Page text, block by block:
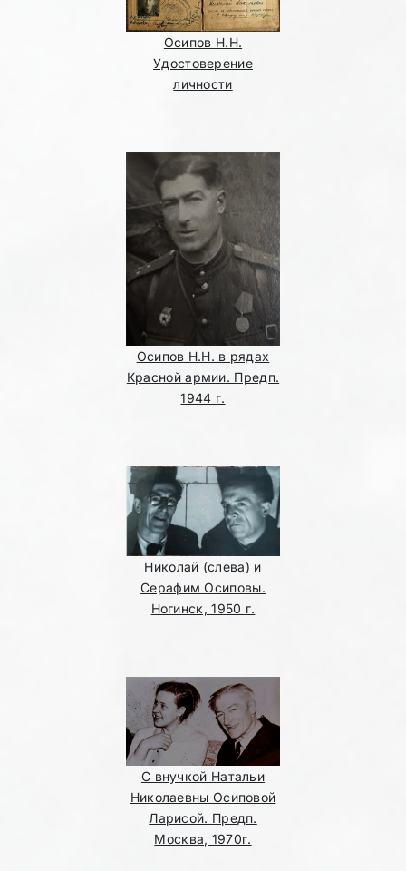
Осипов Н.Н.
Удостоверение
личности
Осипов Н.Н. в рядах
Красной армии. Предп.
1944 г.
Николай (слева) и
Серафим Осиповы.
Ногинск, 1950 г.
С внучкой Натальи
Николаевны Осиповой
Ларисой. Предп.
Москва, 1970г.